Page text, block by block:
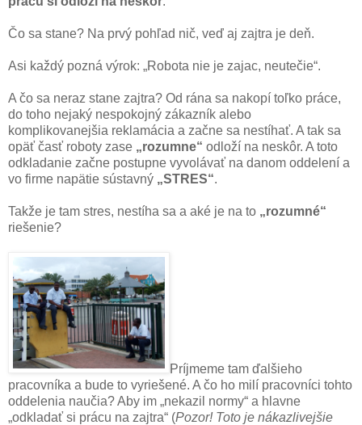
Čo sa stane? Na prvý pohľad nič, veď aj zajtra je deň.
Asi každý pozná výrok: „Robota nie je zajac, neutečie“.
A čo sa neraz stane zajtra? Od rána sa nakopí toľko práce,
do toho nejaký nespokojný zákazník alebo
komplikovanejšia reklamácia a začne sa nestíhať. A tak sa
opäť časť roboty zase „rozumne“ odloží na neskôr. A toto
odkladanie začne postupne vyvolávať na danom oddelení a
vo firme napätie sústavný „STRES“.
Takže je tam stres, nestíha sa a aké je na to „rozumné“
riešenie?
Príjmeme tam ďalšieho
pracovníka a bude to vyriešené. A čo ho milí pracovníci tohto
oddelenia naučia? Aby im „nekazil normy“ a hlavne
„odkladať si prácu na zajtra“ (Pozor! Toto je nákazlivejšie